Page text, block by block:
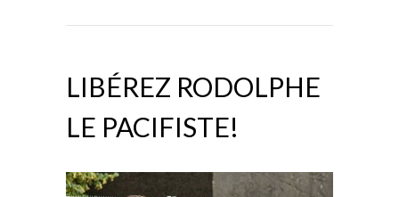
LIBÉREZ RODOLPHE
LE PACIFISTE!